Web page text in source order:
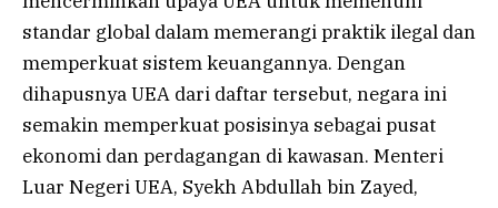
standar global dalam memerangi praktik ilegal dan
memperkuat sistem keuangannya. Dengan
dihapusnya UEA dari daftar tersebut, negara ini
semakin memperkuat posisinya sebagai pusat
ekonomi dan perdagangan di kawasan. Menteri
Luar Negeri UEA, Syekh Abdullah bin Zayed,